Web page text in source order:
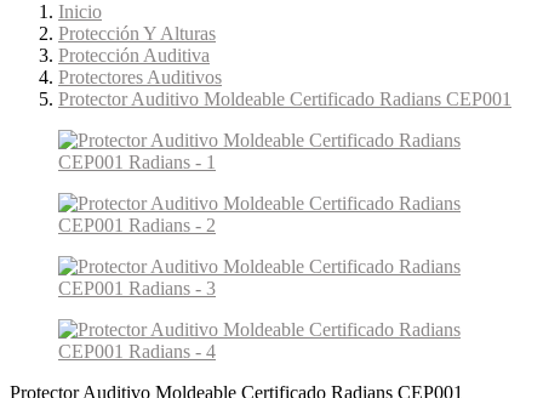
Inicio
Protección Y Alturas
Protección Auditiva
Protectores Auditivos
Protector Auditivo Moldeable Certificado Radians CEP001
Protector Auditivo Moldeable Certificado Radians CEP001